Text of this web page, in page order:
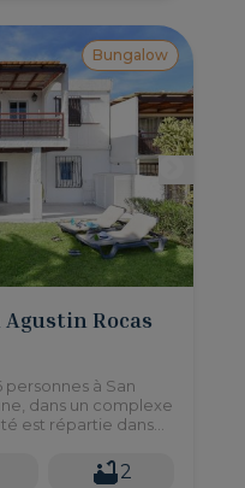
Bungalow
Rocas
à San
dans un complexe
est répartie dans
2